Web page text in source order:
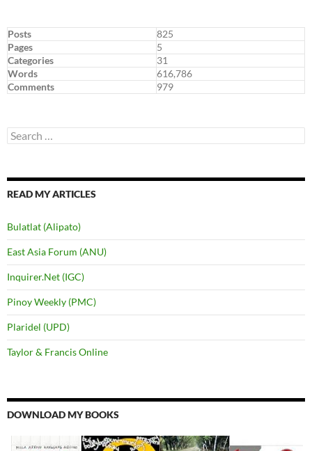
Posts
825
Pages
5
Categories
31
Words
616,786
Comments
979
Search
for:
READ MY ARTICLES
Bulatlat (Alipato)
East Asia Forum (ANU)
Inquirer.Net (IGC)
Pinoy Weekly (PMC)
Plaridel (UPD)
Taylor & Francis Online
DOWNLOAD MY BOOKS